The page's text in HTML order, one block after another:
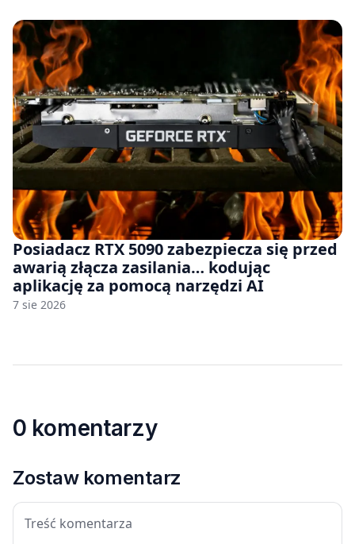
Posiadacz RTX 5090 zabezpiecza się przed
awarią złącza zasilania… kodując
aplikację za pomocą narzędzi AI
7 sie 2026
0 komentarzy
Zostaw komentarz